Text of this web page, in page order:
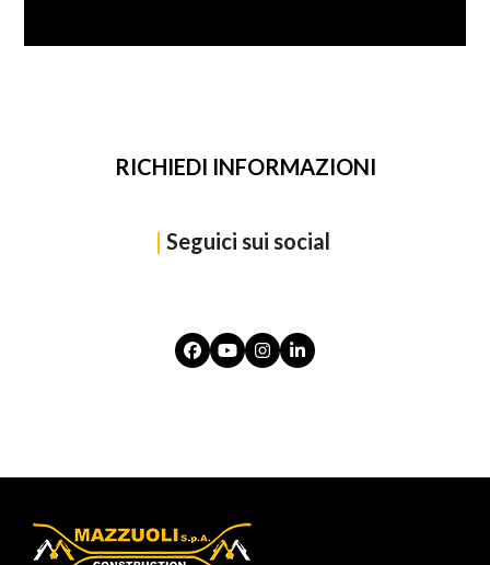
RICHIEDI INFORMAZIONI
| Seguici sui social
Facebook
YouTubeInstagram
LinkedIn